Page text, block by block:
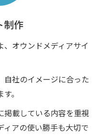
制作
、オウンドメディアサイ
自社のイメージに合った
。
掲載している内容を重視
ィアの使い勝手も大切で